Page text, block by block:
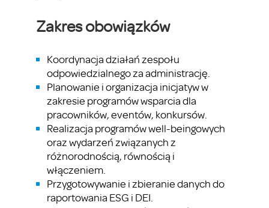
Zakres obowiązków
Koordynacja działań zespołu
odpowiedzialnego za administrację.
Planowanie i organizacja inicjatyw w
zakresie programów wsparcia dla
pracowników, eventów, konkursów.
Realizacja programów well-beingowych
oraz wydarzeń związanych z
różnorodnością, równością i
włączeniem.
Przygotowywanie i zbieranie danych do
raportowania ESG i DEI.